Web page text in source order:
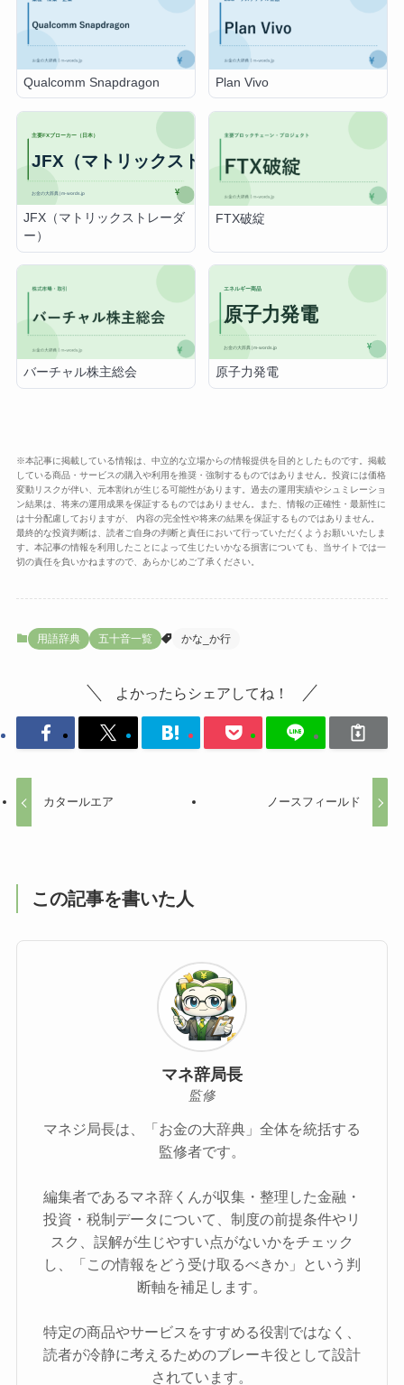
Qualcomm Snapdragon Plan Vivo
JFX（マトリックストレーダ
ー）
FTX破綻
バーチャル株主総会 原子力発電
※本記事に掲載している情報は、中立的な立場からの情報提供を目的としたものです。掲載
している商品・サービスの購入や利用を推奨・強制するものではありません。投資には価格
変動リスクが伴い、元本割れが生じる可能性があります。過去の運用実績やシュミレーショ
ン結果は、将来の運用成果を保証するものではありません。また、情報の正確性・最新性に
は十分配慮しておりますが、 内容の完全性や将来の結果を保証するものではありません。
最終的な投資判断は、読者ご自身の判断と責任において行っていただくようお願いいたしま
す。本記事の情報を利用したことによって生じたいかなる損害についても、当サイトでは一
切の責任を負いかねますので、あらかじめご了承ください。
用語辞典 五十音一覧 かな_か行
よかったらシェアしてね！
カタールエア ノースフィールド
この記事を書いた人
マネ辞局長
監修
マネジ局長は、「お金の大辞典」全体を統括する
監修者です。
編集者であるマネ辞くんが収集・整理した金融・
投資・税制データについて、制度の前提条件やリ
スク、誤解が生じやすい点がないかをチェック
し、「この情報をどう受け取るべきか」という判
断軸を補足します。
特定の商品やサービスをすすめる役割ではなく、
読者が冷静に考えるためのブレーキ役として設計
されています。